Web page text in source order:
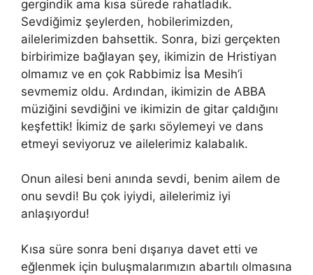
gergindik ama kısa sürede rahatladık.
Sevdiğimiz şeylerden, hobilerimizden,
ailelerimizden bahsettik. Sonra, bizi gerçekten
birbirimize bağlayan şey, ikimizin de Hristiyan
olmamız ve en çok Rabbimiz İsa Mesih’i
sevmemiz oldu. Ardından, ikimizin de ABBA
müziğini sevdiğini ve ikimizin de gitar çaldığını
keşfettik! İkimiz de şarkı söylemeyi ve dans
etmeyi seviyoruz ve ailelerimiz kalabalık.
Onun ailesi beni anında sevdi, benim ailem de
onu sevdi! Bu çok iyiydi, ailelerimiz iyi
anlaşıyordu!
Kısa süre sonra beni dışarıya davet etti ve
eğlenmek için buluşmalarımızın abartılı olmasına